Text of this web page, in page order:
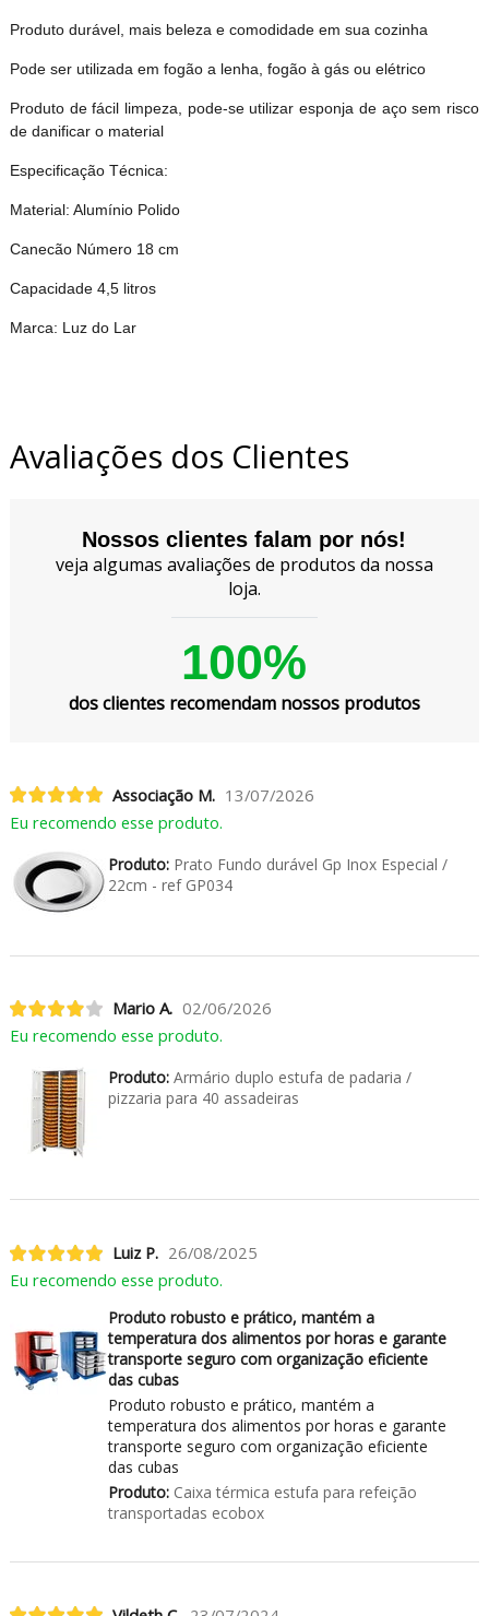
Produto durável, mais beleza e comodidade em sua cozinha
Pode ser utilizada em fogão a lenha, fogão à gás ou elétrico
Produto de fácil limpeza, pode-se utilizar esponja de aço sem risco
de danificar o material
Especificação Técnica:
Material: Alumínio Polido
Canecão Número 18 cm
Capacidade 4,5 litros
Marca: Luz do Lar
Avaliações dos Clientes
Nossos clientes falam por nós!
veja algumas avaliações de produtos da nossa
loja.
100%
dos clientes recomendam nossos produtos
Associação M. 13/07/2026
Eu recomendo esse produto.
Produto:Prato Fundo durável Gp Inox Especial /
22cm - ref GP034
Mario A. 02/06/2026
Eu recomendo esse produto.
Produto:Armário duplo estufa de padaria /
pizzaria para 40 assadeiras
Luiz P. 26/08/2025
Eu recomendo esse produto.
Produto robusto e prático, mantém a
temperatura dos alimentos por horas e garante
transporte seguro com organização eficiente
das cubas
Produto robusto e prático, mantém a
temperatura dos alimentos por horas e garante
transporte seguro com organização eficiente
das cubas
Produto:Caixa térmica estufa para refeição
transportadas ecobox